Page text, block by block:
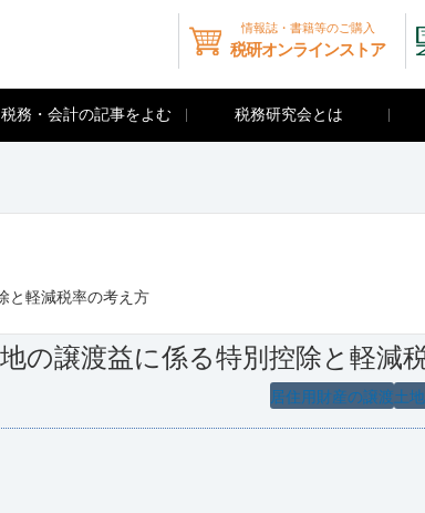
情報誌・書籍等のご購入
税研オンラインストア
税務・会計の記事をよむ 税務研究会とは
と軽減税率の考え方
の譲渡益に係る特別控除と軽減
土
居住用財産の譲渡